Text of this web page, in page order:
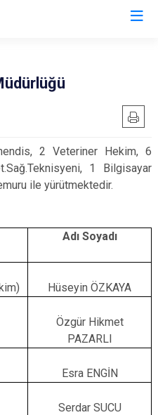
Keşap
Piraziz
2 Veteriner Hekim, 6
1 Bilgisayar
ile yürütmektedir.
Adı Soyadı
Hüseyin ÖZKAYA
Özgür Hikmet
PAZARLI
Esra ENGİN
Serdar SUCU